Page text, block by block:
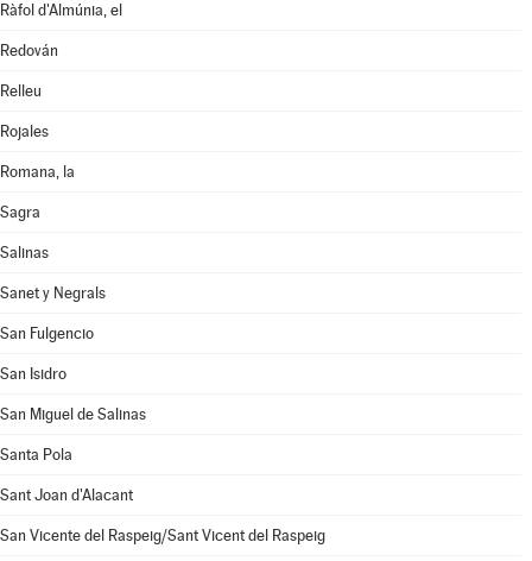
Ràfol d'Almúnia, el
Redován
Relleu
Rojales
Romana, la
Sagra
Salinas
Sanet y Negrals
San Fulgencio
San Isidro
San Miguel de Salinas
Santa Pola
Sant Joan d'Alacant
San Vicente del Raspeig/Sant Vicent del Raspeig